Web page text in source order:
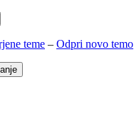
teme – Odpri novo temo